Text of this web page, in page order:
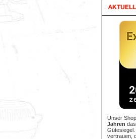
Unser
Jahren
vertrauen,